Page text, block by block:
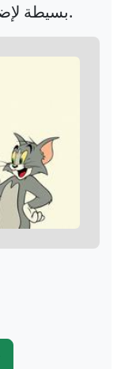
بسيطة لإضافة لمسة أنيقة إلى أي غرفة.